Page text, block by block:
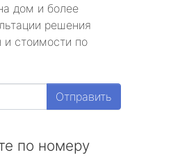
дом и более
решения
стоимости по
Отправить
по номеру